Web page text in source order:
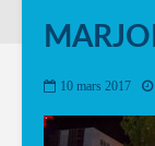
10 mars 2017